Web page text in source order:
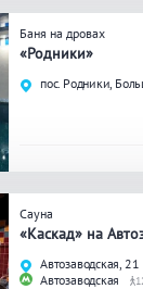
Баня на дровах
«Родники»
пос. Родники,
Сауна
«Каскад» на
Автозаводская, 21
Автозаводская